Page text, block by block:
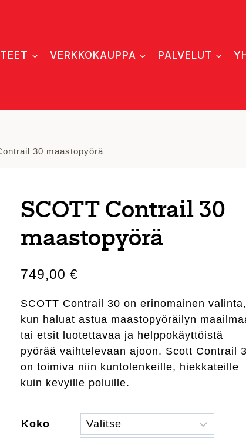
VERKKOKAUPPA PALVELUT
30 maastopyörä
SCOTT Contrail 30
maastopyörä
749,00 €
SCOTT Contrail 30 on erinomainen valinta,
kun haluat astua maastopyöräilyn
tai etsit luotettavaa ja helppokäyttöistä
pyörää vaihtelevaan ajoon. Scott Contrail
on toimiva niin kuntolenkeille, hiekkateille
kuin kevyille poluille.
Koko